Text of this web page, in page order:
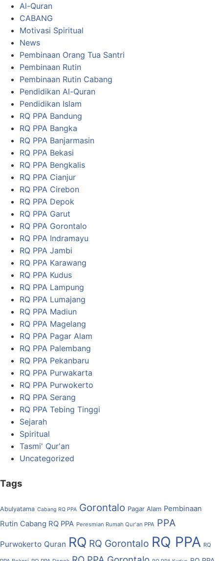
Al-Quran
CABANG
Motivasi Spiritual
News
Pembinaan Orang Tua Santri
Pembinaan Rutin
Pembinaan Rutin Cabang
Pendidikan Al-Quran
Pendidikan Islam
RQ PPA Bandung
RQ PPA Bangka
RQ PPA Banjarmasin
RQ PPA Bekasi
RQ PPA Bengkalis
RQ PPA Cianjur
RQ PPA Cirebon
RQ PPA Depok
RQ PPA Garut
RQ PPA Gorontalo
RQ PPA Indramayu
RQ PPA Jambi
RQ PPA Karawang
RQ PPA Kudus
RQ PPA Lampung
RQ PPA Lumajang
RQ PPA Madiun
RQ PPA Magelang
RQ PPA Pagar Alam
RQ PPA Palembang
RQ PPA Pekanbaru
RQ PPA Purwakarta
RQ PPA Purwokerto
RQ PPA Serang
RQ PPA Tebing Tinggi
Sejarah
Spiritual
Tasmi' Qur'an
Uncategorized
Tags
Abulyatama Cabang RQ PPA Gorontalo Pagar Alam Pembinaan
Rutin Cabang RQ PPA Peresmian Rumah Qur'an PPA PPA
Purwokerto Quran RQ RQ Gorontalo RQ PPA RQ